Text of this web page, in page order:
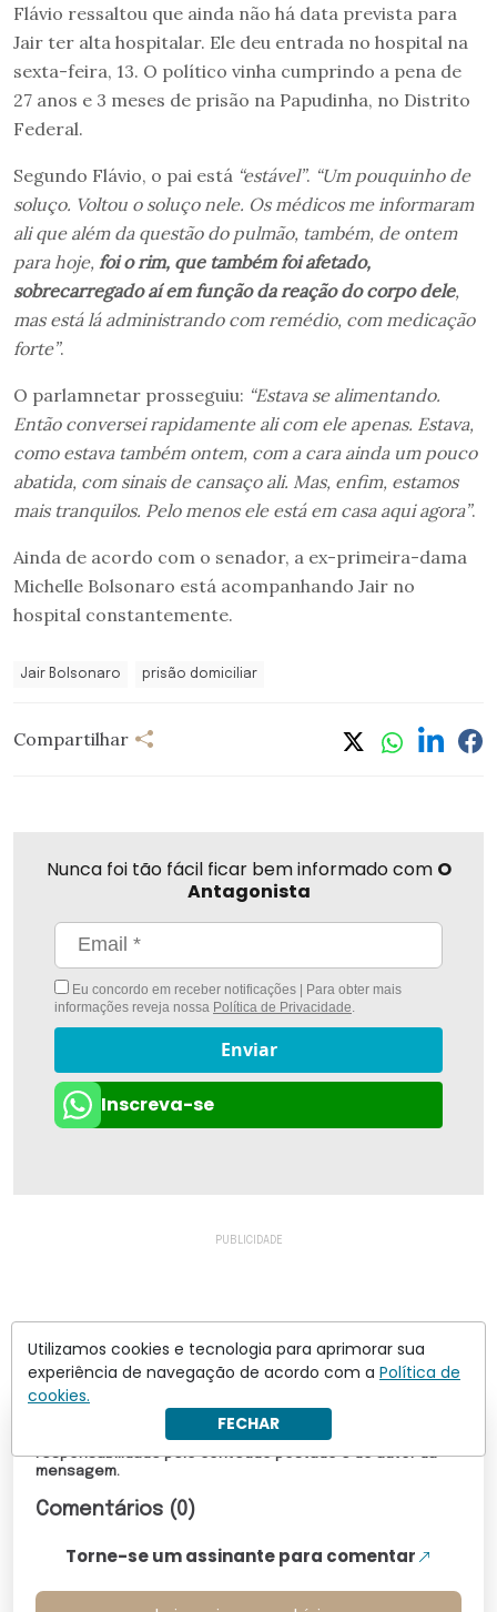
Flávio ressaltou que ainda não há data prevista para
Jair ter alta hospitalar. Ele deu entrada no hospital na
sexta-feira, 13. O político vinha cumprindo a pena de
27 anos e 3 meses de prisão na Papudinha, no Distrito
Federal.
Segundo Flávio, o pai está “estável”. “Um pouquinho de
soluço. Voltou o soluço nele. Os médicos me informaram
ali que além da questão do pulmão, também, de ontem
para hoje, foi o rim, que também foi afetado,
sobrecarregado aí em função da reação do corpo dele,
mas está lá administrando com remédio, com medicação
forte”.
O parlamnetar prosseguiu: “Estava se alimentando.
Então conversei rapidamente ali com ele apenas. Estava,
como estava também ontem, com a cara ainda um pouco
abatida, com sinais de cansaço ali. Mas, enfim, estamos
mais tranquilos. Pelo menos ele está em casa aqui agora”.
Ainda de acordo com o senador, a ex-primeira-dama
Michelle Bolsonaro está acompanhando Jair no
hospital constantemente.
Jair Bolsonaro prisão domiciliar
Compartilhar
Nunca foi tão fácil ficar bem informado com O
Antagonista
Eu concordo em receber notificações | Para obter mais
informações reveja nossa Política de Privacidade.
Enviar
Inscreva-se
Os comentários não representam a opinião do site; a
responsabilidade pelo conteúdo postado é do autor da
mensagem.
Comentários (0)
Torne-se um assinante para comentar
Utilizamos cookies e tecnologia para aprimorar sua
experiência de navegação de acordo com a Política de
cookies.
FECHAR